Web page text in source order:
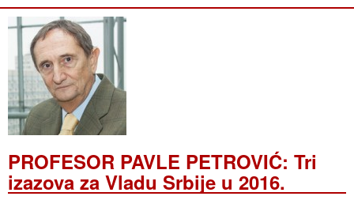
PROFESOR PAVLE PETROVIĆ: Tri
izazova za Vladu Srbije u 2016.